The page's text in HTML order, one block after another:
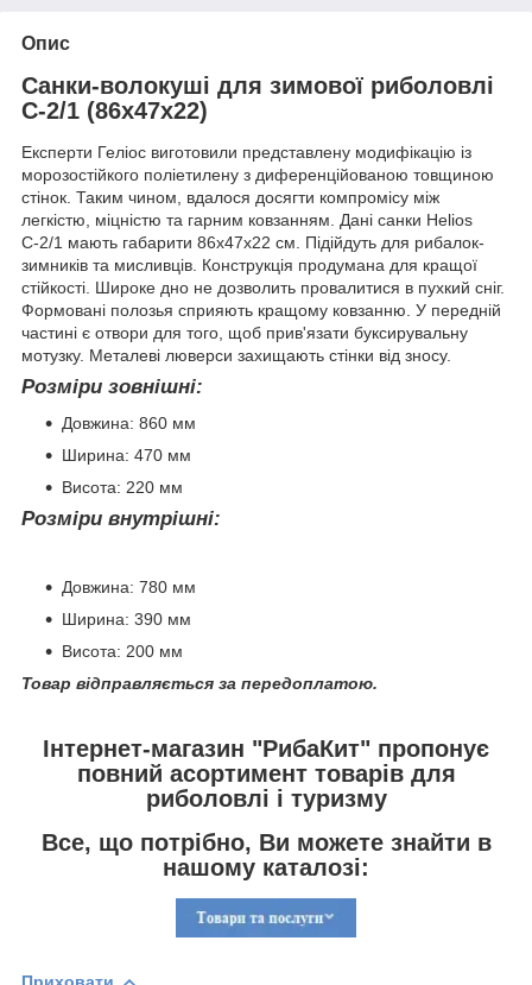
Опис
Санки-волокуші для зимової риболовлі
С-2/1 (86х47х22)
Експерти Геліос виготовили представлену модифікацію із
морозостійкого поліетилену з диференційованою товщиною
стінок. Таким чином, вдалося досягти компромісу між
легкістю, міцністю та гарним ковзанням. Дані санки Helios
С-2/1 мають габарити 86х47х22 см. Підійдуть для рибалок-
зимників та мисливців. Конструкція продумана для кращої
стійкості. Широке дно не дозволить провалитися в пухкий сніг.
Формовані полозья сприяють кращому ковзанню. У передній
частині є отвори для того, щоб прив'язати буксирувальну
мотузку. Металеві люверси захищають стінки від зносу.
Розміри зовнішні:
Довжина: 860 мм
Ширина: 470 мм
Висота: 220 мм
Розміри внутрішні:
Довжина: 780 мм
Ширина: 390 мм
Висота: 200 мм
Товар відправляється за передоплатою.
Інтернет-магазин "РибаКит" пропонує
повний асортимент товарів для
риболовлі і туризму
Все, що потрібно, Ви можете знайти в
нашому каталозі:
Приховати